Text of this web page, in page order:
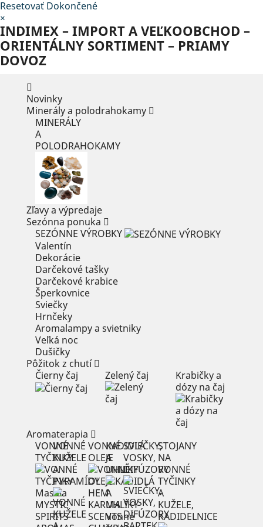
Resetovať Dokončené
×
INDIMEX – IMPORT A VEĽKOOBCHOD –
ORIENTÁLNY SORTIMENT – PRIAMY
DOVOZ
Novinky
Minerály a polodrahokamy
MINERÁLY
A
POLODRAHOKAMY
Zľavy a výpredaje
Sezónna ponuka
SEZÓNNE VÝROBKY
Valentín
Dekorácie
Darčekové tašky
Darčekové krabice
Šperkovnice
Sviečky
Hrnčeky
Aromalampy a svietniky
Veľká noc
Dušičky
Pôžitok z chutí
Čierny čaj
Zelený čaj
Krabičky a
dózy na čaj
Aromaterapia
VONNÉ
TYČINKY
Masala
MYSTIC
SPIRITS
VONNÉ
KUŽELE
A
PYRAMÍDY
VONNÉ
OLEJE
HEM
KARMA
SCENTS
KADIDLÁ
A
UHLÍKY
Vonné
SVIEČKY,
VOSKY,
DIFÚZORY
STOJANY
NA
VONNÉ
TYČINKY
A
KUŽELE,
KADIDELNICE